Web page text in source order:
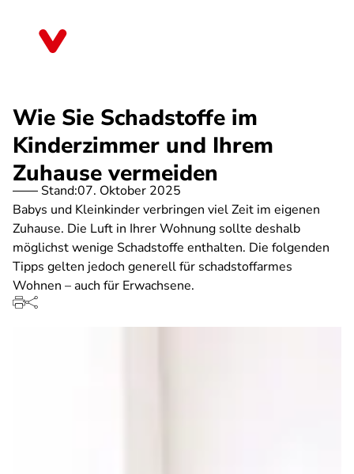
Wie Sie Schadstoffe im
Kinderzimmer und Ihrem
Zuhause vermeiden
Stand:07. Oktober 2025
Babys und Kleinkinder verbringen viel Zeit im eigenen
Zuhause. Die Luft in Ihrer Wohnung sollte deshalb
möglichst wenige Schadstoffe enthalten. Die folgenden
Tipps gelten jedoch generell für schadstoffarmes
Wohnen – auch für Erwachsene.